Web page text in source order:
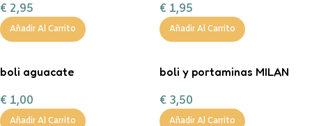
€ 2,95
Añadir Al Carrito
€ 1,95
Añadir Al Carrito
boli aguacate
€ 1,00
Añadir Al Carrito
boli y portaminas MILAN
€ 3,50
Añadir Al Carrito